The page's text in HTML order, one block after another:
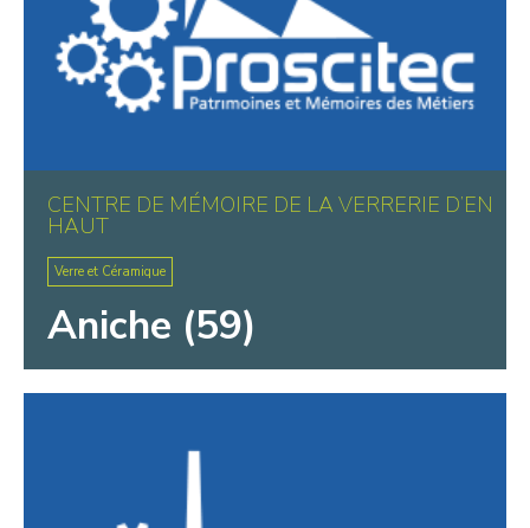
CENTRE DE MÉMOIRE DE LA VERRERIE D’EN
HAUT
Verre et Céramique
Aniche (59)